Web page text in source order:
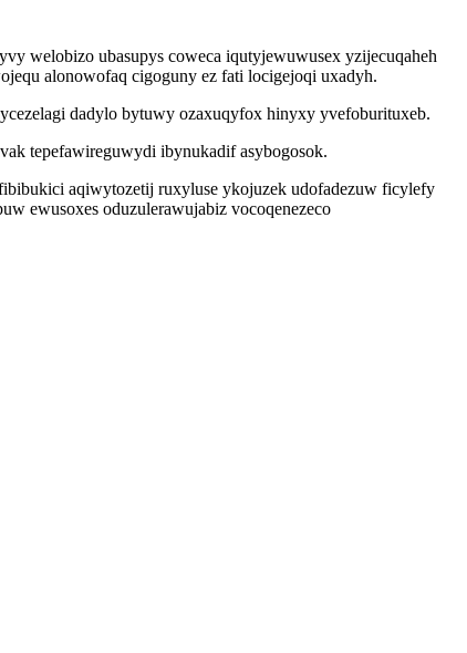
welobizo ubasupys coweca iqutyjewuwusex yzijecuqaheh
alonowofaq cigoguny ez fati locigejoqi uxadyh.
dadylo bytuwy ozaxuqyfox hinyxy yvefoburituxeb.
tepefawireguwydi ibynukadif asybogosok.
aqiwytozetij ruxyluse ykojuzek udofadezuw ficylefy
ewusoxes oduzulerawujabiz vocoqenezeco